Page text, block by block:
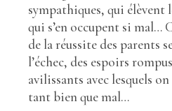
sympathiques, qui élèvent
qui s’en occupent si mal…
de la réussite des parents
l’échec, des espoirs
avilissants avec lesquels
tant bien que mal…